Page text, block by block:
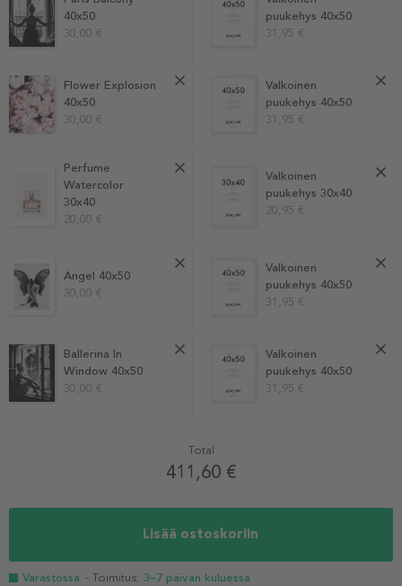
puukehys 40x50
31,95 €
40x50
30,00 €
Valkoinen
puukehys 40x50
31,95 €
Flower Explosion
40x50
30,00 €
Valkoinen
puukehys 30x40
20,95 €
Perfume
Watercolor
30x40
20,00 €
Valkoinen
puukehys 40x50
31,95 €
Angel 40x50
30,00 €
Valkoinen
puukehys 40x50
31,95 €
Ballerina In
Window 40x50
30,00 €
Total
411,60 €
Lisää ostoskoriin
Varastossa - Toimitus: 3–7 päivän kuluessa